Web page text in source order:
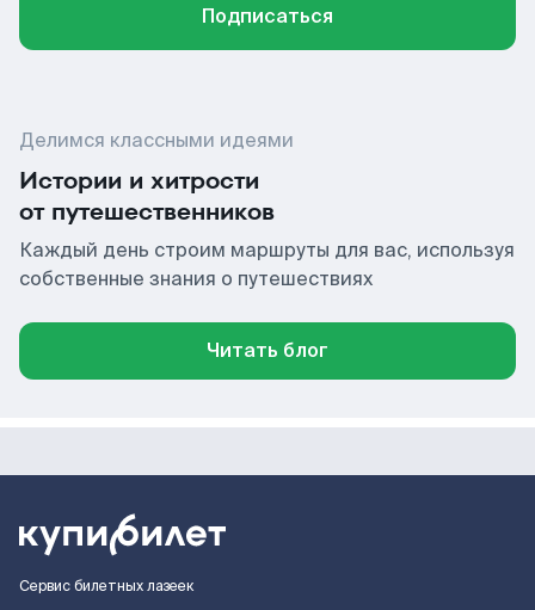
Подписаться
Делимся классными идеями
Истории и хитрости
от путешественников
Каждый день строим маршруты для вас, используя
собственные знания о путешествиях
Читать блог
Сервис билетных лазеек